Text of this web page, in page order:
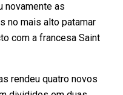
novamente as
no mais alto patamar
com a francesa Saint
rendeu quatro novos